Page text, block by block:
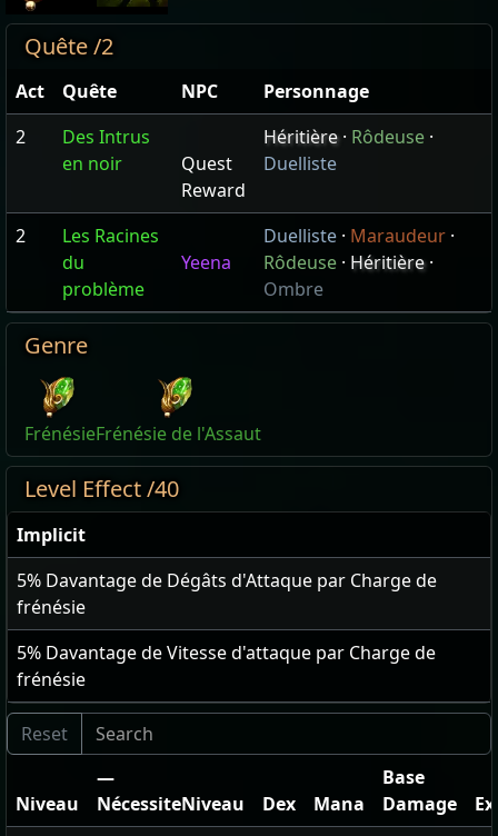
Quête /2
Act Quête NPC
Personnage
2
Des Intrus
en noir
Quest
Reward
Héritière· Rôdeuse ·
Duelliste
2
Les Racines
du
problème
Yeena
Duelliste · Maraudeur ·
Rôdeuse · Héritière·
Ombre
Genre
FrénésieFrénésie de l'Assaut
Level Effect /40
Implicit
5% Davantage de Dégâts d'Attaque par Charge de
frénésie
5% Davantage de Vitesse d'attaque par Charge de
frénésie
Niveau
—
NécessiteNiveau
Dex Mana
Base
Damage